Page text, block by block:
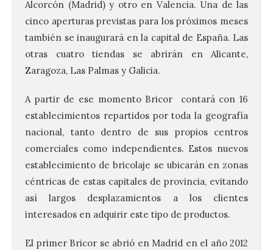
Alcorcón (Madrid) y otro en Valencia. Una de las
cinco aperturas previstas para los próximos meses
también se inaugurará en la capital de España. Las
otras cuatro tiendas se abrirán en Alicante,
Zaragoza, Las Palmas y Galicia.
A partir de ese momento Bricor contará con 16
establecimientos repartidos por toda la geografía
nacional, tanto dentro de sus propios centros
comerciales como independientes. Estos nuevos
establecimiento de bricolaje se ubicarán en zonas
céntricas de estas capitales de provincia, evitando
así largos desplazamientos a los clientes
interesados en adquirir este tipo de productos.
El primer Bricor se abrió en Madrid en el año 2012